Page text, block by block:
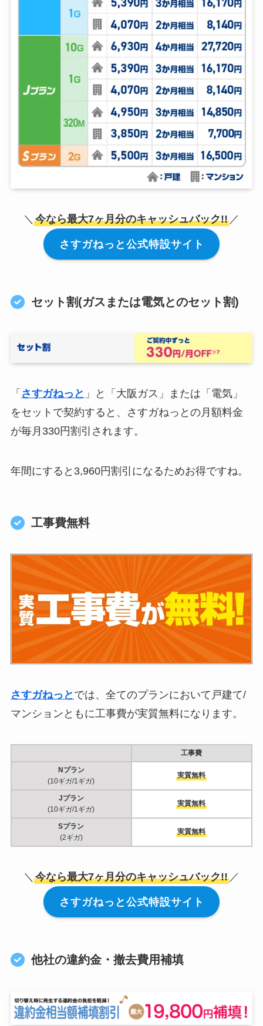
＼ 今なら最大7ヶ月分のキャッシュバック!! ／
さすガねっと公式特設サイト
セット割(ガスまたは電気とのセット割)
「 さすガねっと 」と「大阪ガス」または「電気」
をセットで契約すると、さすガねっとの月額料金
が毎月330円割引されます。
年間にすると3,960円割引になるためお得ですね。
工事費無料
さすガねっと では、全てのプランにおいて戸建て/
マンションともに工事費が実質無料になります。
工事費
Nプラン
(10ギガ/1ギガ)
実質無料
Jプラン
(10ギガ/1ギガ)
実質無料
Sプラン
(2ギガ)
実質無料
＼ 今なら最大7ヶ月分のキャッシュバック!! ／
さすガねっと公式特設サイト
他社の違約金・撤去費用補填